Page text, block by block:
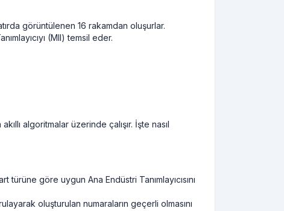
görüntülenen 16 rakamdan oluşurlar.
(MII) temsil eder.
algoritmalar üzerinde çalışır. İşte nasıl
göre uygun Ana Endüstri Tanımlayıcısını
oluşturulan numaraların geçerli olmasını